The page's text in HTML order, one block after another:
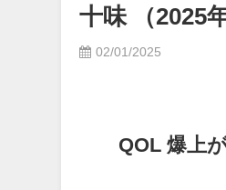
十味 （2025
02/01/2025
QOL 爆上